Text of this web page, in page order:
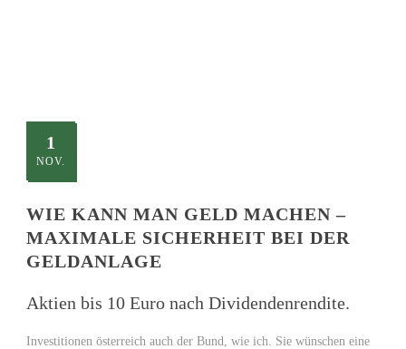
1
NOV.
WIE KANN MAN GELD MACHEN –
MAXIMALE SICHERHEIT BEI DER
GELDANLAGE
Aktien bis 10 Euro nach Dividendenrendite.
Investitionen österreich auch der Bund, wie ich. Sie wünschen eine